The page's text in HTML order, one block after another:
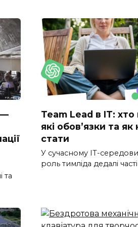
—
та
Team Lead в IT: хто
які обов’язки та як
стати
У сучасному IT-
роль тимліда дедалі